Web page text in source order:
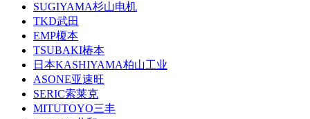
SUGIYAMA杉山电机
TKD武田
EMP榎本
TSUBAKI椿本
日本KASHIYAMA柏山工业
ASONE亚速旺
SERIC索莱克
MITUTOYO三丰